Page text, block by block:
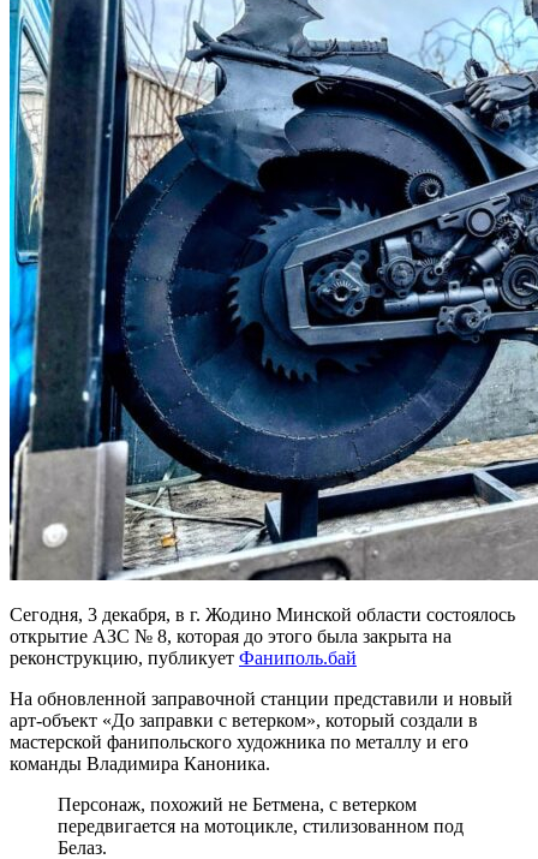
Сегодня, 3 декабря, в г. Жодино Минской области состоялось
открытие АЗС № 8, которая до этого была закрыта на
реконструкцию, публикует Фаниполь.бай
На обновленной заправочной станции представили и новый
арт-объект «До заправки с ветерком», который создали в
мастерской фанипольского художника по металлу и его
команды Владимира Каноника.
Персонаж, похожий не Бетмена, с ветерком
передвигается на мотоцикле, стилизованном под
Белаз.